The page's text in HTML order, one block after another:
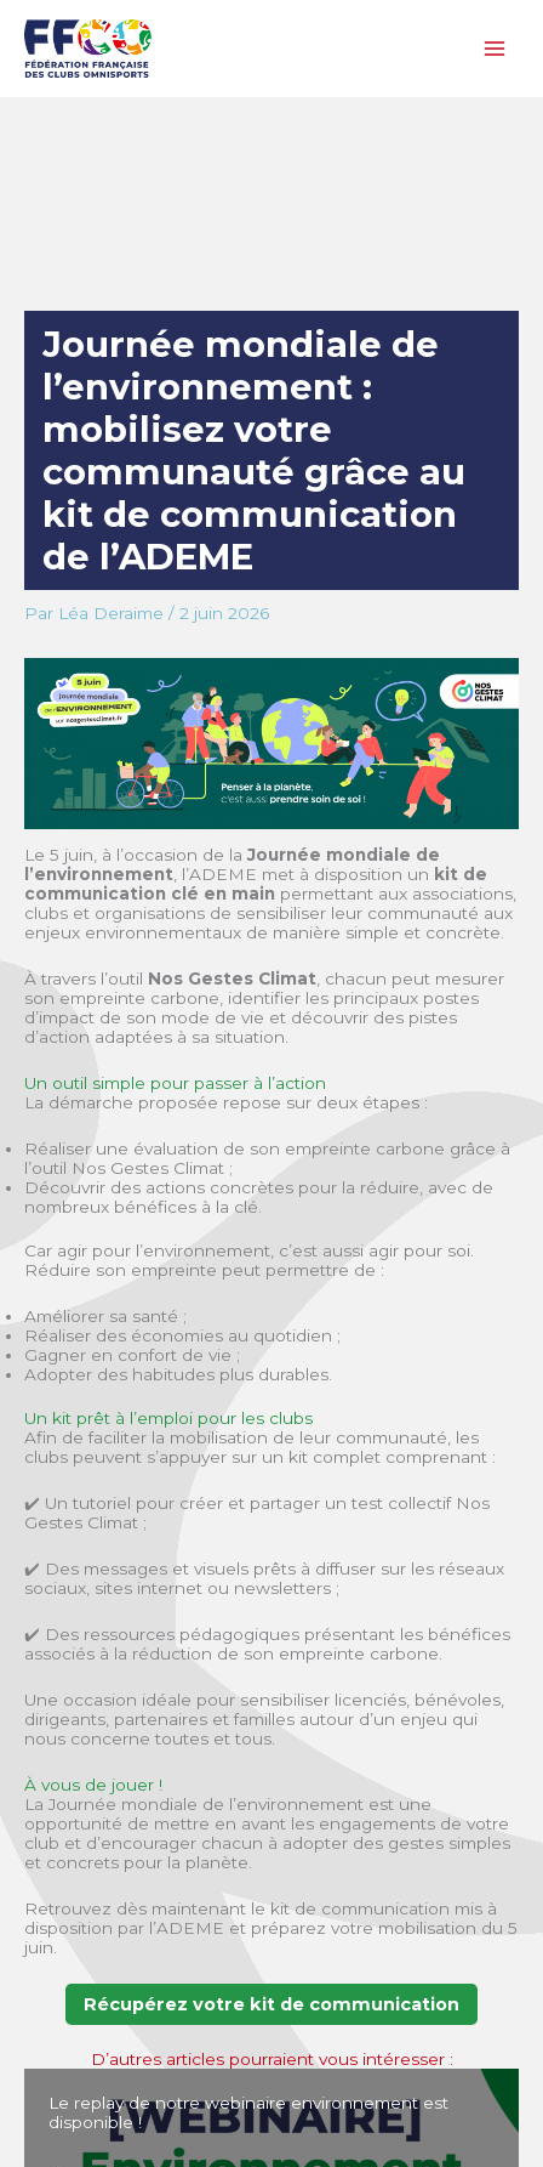
contenu
Journée mondiale de
l’environnement :
mobilisez votre
communauté grâce au
kit de communication
de l’ADEME
Par Léa Deraime / 2 juin 2026
Le 5 juin, à l’occasion de laJournée mondiale de
l’environnement , l’ADEME met à disposition un kit de
communication clé en main permettant aux associations,
clubs et organisations de sensibiliser leur communauté aux
enjeux environnementaux de manière simple et concrète.
À travers l’outil Nos Gestes Climat , chacun peut mesurer
son empreinte carbone, identifier les principaux postes
d’impact de son mode de vie et découvrir des pistes
d’action adaptées à sa situation.
Un outil simple pour passer à l’action
La démarche proposée repose sur deux étapes :
Réaliser une évaluation de son empreinte carbone grâce à
l’outil Nos Gestes Climat ;
Découvrir des actions concrètes pour la réduire, avec de
nombreux bénéfices à la clé.
Car agir pour l’environnement, c’est aussi agir pour soi.
Réduire son empreinte peut permettre de :
Améliorer sa santé ;
Réaliser des économies au quotidien ;
Gagner en confort de vie ;
Adopter des habitudes plus durables.
Un kit prêt à l’emploi pour les clubs
Afin de faciliter la mobilisation de leur communauté, les
clubs peuvent s’appuyer sur un kit complet comprenant :
✔️ Un tutoriel pour créer et partager un test collectif Nos
Gestes Climat ;
✔️ Des messages et visuels prêts à diffuser sur les réseaux
sociaux, sites internet ou newsletters ;
✔️ Des ressources pédagogiques présentant les bénéfices
associés à la réduction de son empreinte carbone.
Une occasion idéale pour sensibiliser licenciés, bénévoles,
dirigeants, partenaires et familles autour d’un enjeu qui
nous concerne toutes et tous.
À vous de jouer !
La Journée mondiale de l’environnement est une
opportunité de mettre en avant les engagements de votre
club et d’encourager chacun à adopter des gestes simples
et concrets pour la planète.
Retrouvez dès maintenant le kit de communication mis à
disposition par l’ADEME et préparez votre mobilisation du 5
juin.
Récupérez votre kit de communication
D’autres articles pourraient vous intéresser :
Le replay de notre webinaire environnement est
disponible !